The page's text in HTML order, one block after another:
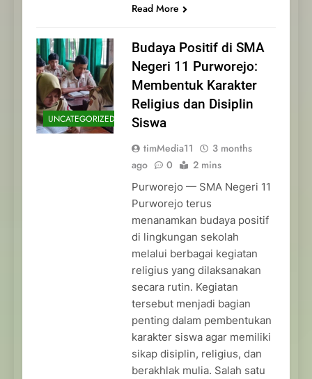
Read More
UNCATEGORIZED
Budaya Positif di SMA
Negeri 11 Purworejo:
Membentuk Karakter
Religius dan Disiplin
Siswa
timMedia11
3 months
ago
0 2 mins
Purworejo — SMA Negeri 11
Purworejo terus
menanamkan budaya positif
di lingkungan sekolah
melalui berbagai kegiatan
religius yang dilaksanakan
secara rutin. Kegiatan
tersebut menjadi bagian
penting dalam pembentukan
karakter siswa agar memiliki
sikap disiplin, religius, dan
berakhlak mulia. Salah satu